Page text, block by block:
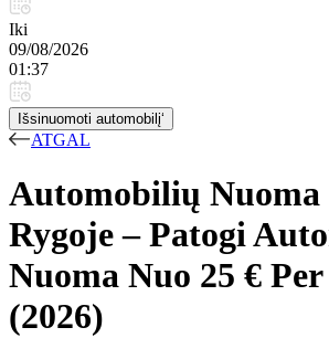
Iki
09/08/2026
01:37
Išsinuomoti automobilį‘
ATGAL
Automobilių Nuoma
Rygoje – Patogi
Nuoma Nuo 25 €
(2026)